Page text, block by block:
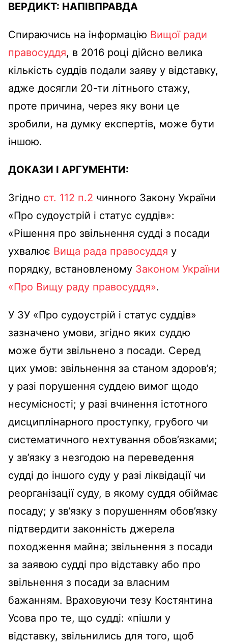
ВЕРДИКТ: НАПІВПРАВДА
Спираючись на інформацію Вищої ради
правосуддя, в 2016 році дійсно велика
кількість суддів подали заяву у відставку,
адже досягли 20-ти літнього стажу,
проте причина, через яку вони це
зробили, на думку експертів, може бути
іншою.
ДОКАЗИ І АРГУМЕНТИ:
Згідно ст. 112 п.2 чинного Закону України
«Про судоустрій і статус суддів»:
«Рішення про звільнення судді з посади
ухвалює Вища рада правосуддя у
порядку, встановленому Законом України
«Про Вищу раду правосуддя».
У ЗУ «Про судоустрій і статус суддів»
зазначено умови, згідно яких суддю
може бути звільнено з посади. Серед
цих умов: звільнення за станом здоров’я;
у разі порушення суддею вимог щодо
несумісності; у разі вчинення істотного
дисциплінарного проступку, грубого чи
систематичного нехтування обов’язками;
у зв’язку з незгодою на переведення
судді до іншого суду у разі ліквідації чи
реорганізації суду, в якому суддя обіймає
посаду; у зв’язку з порушенням обов’язку
підтвердити законність джерела
походження майна; звільнення з посади
за заявою судді про відставку або про
звільнення з посади за власним
бажанням. Враховуючи тезу Костянтина
Усова про те, що судді: «пішли у
відставку, звільнились для того, щоб